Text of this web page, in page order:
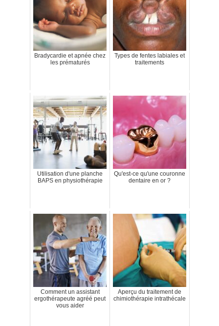
Bradycardie et apnée chez
les prématurés
Types de fentes labiales et
traitements
Utilisation d'une planche
BAPS en physiothérapie
Qu'est-ce qu'une couronne
dentaire en or ?
Comment un assistant
ergothérapeute agréé peut
vous aider
Aperçu du traitement de
chimiothérapie intrathécale